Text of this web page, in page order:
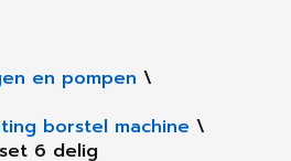
en pompen \
borstel machine \
6 delig